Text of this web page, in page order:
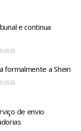
e continua
2026
formalmente a Shein
2026
de envio